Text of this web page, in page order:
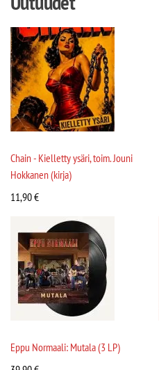
Chain - Kielletty ysäri, toim. Jouni
Hokkanen (kirja)
11,90€
Eppu Normaali: Mutala (3 LP)